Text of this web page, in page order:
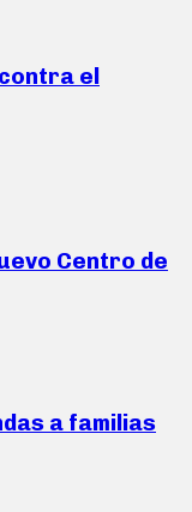
el
Centro de
a familias